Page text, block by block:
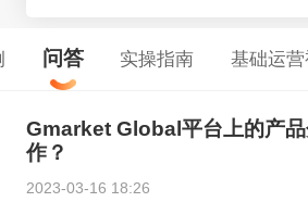
问答 实操指南 基础运
Gmarket Global平台上的产
作？
2023-03-16 18:26